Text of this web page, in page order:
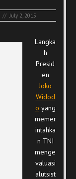
// July 2, 2015
Langka
h
Presid
en
Joko
Widod
o yang
memer
intahka
n TNI
menge
valuasi
alutsist